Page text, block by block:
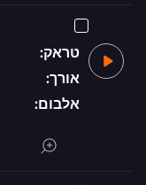
טראק:
אורך:
אלבום: